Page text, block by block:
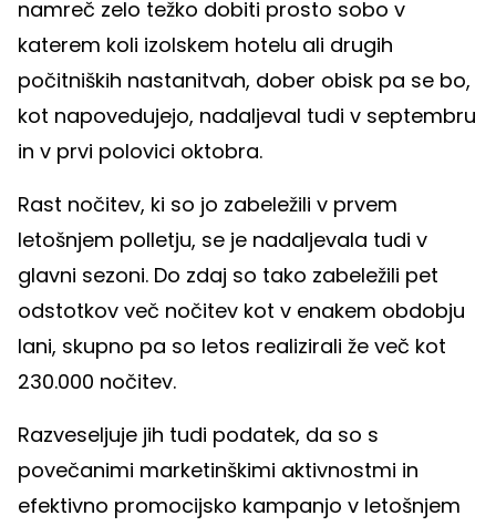
namreč zelo težko dobiti prosto sobo v
katerem koli izolskem hotelu ali drugih
počitniških nastanitvah, dober obisk pa se bo,
kot napovedujejo, nadaljeval tudi v septembru
in v prvi polovici oktobra.
Rast nočitev, ki so jo zabeležili v prvem
letošnjem polletju, se je nadaljevala tudi v
glavni sezoni. Do zdaj so tako zabeležili pet
odstotkov več nočitev kot v enakem obdobju
lani, skupno pa so letos realizirali že več kot
230.000 nočitev.
Razveseljuje jih tudi podatek, da so s
povečanimi marketinškimi aktivnostmi in
efektivno promocijsko kampanjo v letošnjem